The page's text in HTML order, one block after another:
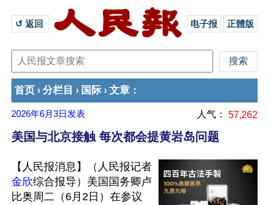
↺ 返回 电子报 正體版
首页 › 分栏目 › 国际 › 文章 ：
2026年6月3日 发表 人气： 57,262
美国与北京接触 每次都会提黄岩岛问题
【人民报消息】（人民报记者
金欣综合报导）美国国务卿卢
比奥周二（6月2日）在参议